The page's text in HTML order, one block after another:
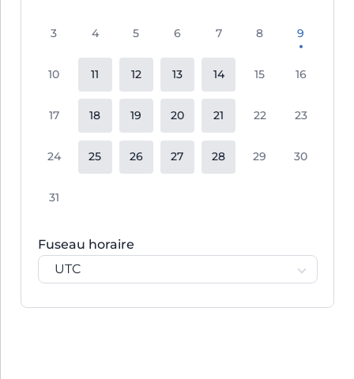
3 4 5 6 7 8 9
10 11 12 13 14 15 16
17 18 19 20 21 22 23
24 25 26 27 28 29 30
31
Fuseau horaire
UTC